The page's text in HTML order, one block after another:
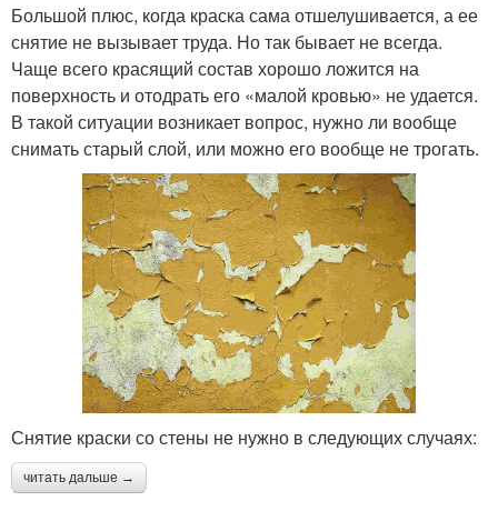
Большой плюс, когда краска сама отшелушивается, а ее
снятие не вызывает труда. Но так бывает не всегда.
Чаще всего красящий состав хорошо ложится на
поверхность и отодрать его «малой кровью» не удается.
В такой ситуации возникает вопрос, нужно ли вообще
снимать старый слой, или можно его вообще не трогать.
Снятие краски со стены не нужно в следующих случаях:
читать дальше →